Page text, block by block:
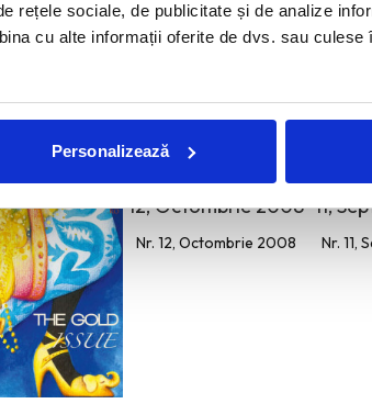
rețele sociale, de publicitate și de analize
cu alte informații oferite de dvs. sau
Personalizează
Reviste tiparite
Nr. 12, Octombrie 2008
Nr. 11,